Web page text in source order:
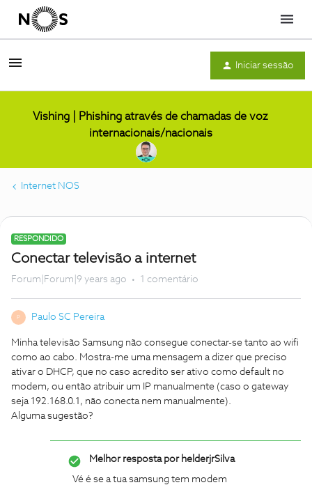
Menu
Iniciar sessão
Vishing | Phishing através de chamadas de voz
internacionais/nacionais
Internet NOS
RESPONDIDO
Conectar televisão a internet
Forum|Forum|9 years ago 1 comentário
P Paulo SC Pereira
Minha televisão Samsung não consegue conectar-se tanto ao wifi
como ao cabo. Mostra-me uma mensagem a dizer que preciso
ativar o DHCP, que no caso acredito ser ativo como default no
modem, ou então atribuir um IP manualmente (caso o gateway
seja 192.168.0.1, não conecta nem manualmente).
Alguma sugestão?
Melhor resposta porhelderjrSilva
Vé é se a tua samsung tem modem